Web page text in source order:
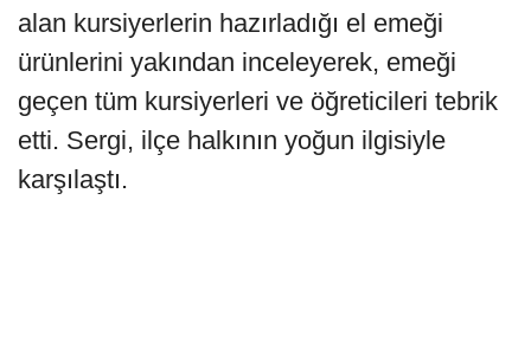
alan kursiyerlerin hazırladığı el emeği
ürünlerini yakından inceleyerek, emeği
geçen tüm kursiyerleri ve öğreticileri tebrik
etti. Sergi, ilçe halkının yoğun ilgisiyle
karşılaştı.